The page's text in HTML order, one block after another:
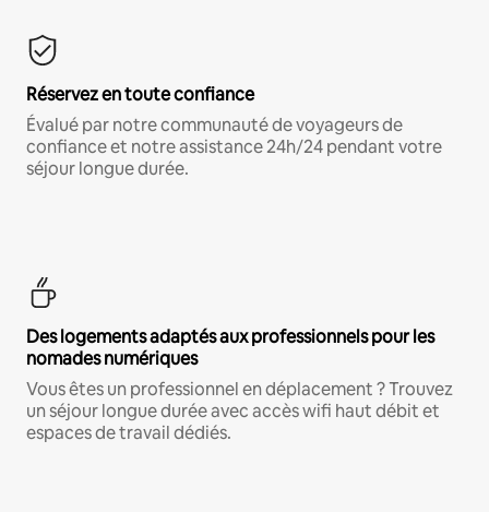
Réservez en toute confiance
Évalué par notre communauté de voyageurs de
confiance et notre assistance 24h/24 pendant votre
séjour longue durée.
Des logements adaptés aux professionnels pour les
nomades numériques
Vous êtes un professionnel en déplacement ? Trouvez
un séjour longue durée avec accès wifi haut débit et
espaces de travail dédiés.